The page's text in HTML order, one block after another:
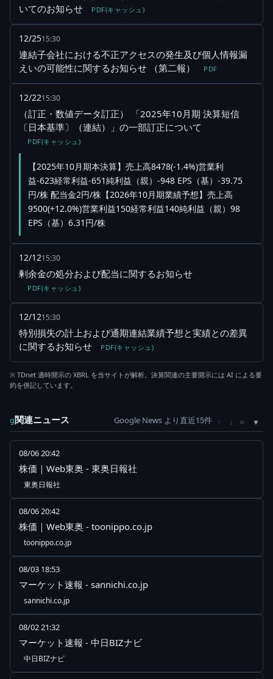
いてのお知らせ
PDF(キャッシュ)
12/2515:30
連結子会社における不正アクセスの発生及び個人情報漏
えいの可能性に関するお知らせ （第二報）
PDF
12/2215:30
（訂正・数値データ訂正） 「2025年10月期 決算短信
〔日本基準〕（連結）」の一部訂正について
PDF(キャッシュ)
【2025年10月期本決算】売上高8478(-1.4%)営業利
益-623経常利益-651純利益（親）-948 EPS（基）-39.75
円/株 配当金2円/株【2026年10月期業績予想】売上高
9500(+12.0%)営業利益150経常利益140純利益（親）98
EPS（基）6.31円/株
12/1215:30
剰余金の処分および配当に関するお知らせ
PDF(キャッシュ)
12/1215:30
特別損失の計上および通期連結業績予想と実績との差異
に関するお知らせ
PDF(キャッシュ)
※ TDnet 適時開示の XBRL を当サイトが解析。決算関連の主要開示には AI による要
約を併記しています。
g関連ニュース Google News より直近15件 ↑ ↓ ×
08/06 20:42
株価｜Web東奥 - 東奥日報社
東奥日報社
08/06 20:42
株価｜Web東奥 - toonippo.co.jp
toonippo.co.jp
08/03 18:53
マーケット速報 - sannichi.co.jp
sannichi.co.jp
08/02 21:32
マーケット速報 - 中日BIZナビ
中日BIZナビ